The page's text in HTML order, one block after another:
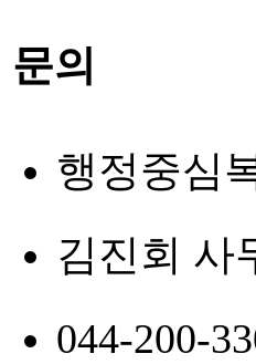
문의
행정중심
김진회 사
044-200-